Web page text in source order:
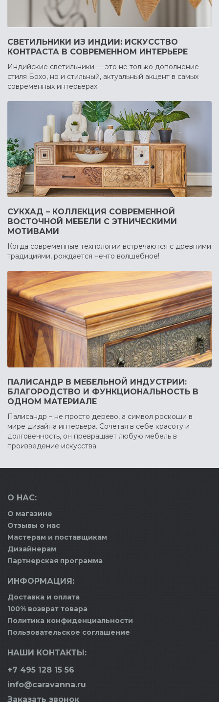
СВЕТИЛЬНИКИ ИЗ ИНДИИ: ИСКУССТВО
КОНТРАСТА В СОВРЕМЕННОМ ИНТЕРЬЕРЕ
Индийские светильники — это не только дополнение
стиля Бохо, но и стильный, актуальный акцент в самых
современных интерьерах.
СУКХАД – КОЛЛЕКЦИЯ СОВРЕМЕННОЙ
ВОСТОЧНОЙ МЕБЕЛИ С ЭТНИЧЕСКИМИ
МОТИВАМИ
Когда современные технологии встречаются с древними
традициями, рождается нечто волшебное!
ПАЛИСАНДР В МЕБЕЛЬНОЙ ИНДУСТРИИ:
БЛАГОРОДСТВО И ФУНКЦИОНАЛЬНОСТЬ В
ОДНОМ МАТЕРИАЛЕ
Палисандр – не просто дерево, а символ роскоши в
мире дизайна интерьера. Сочетая в себе красоту и
долговечность, он превращает любую мебель в
произведение искусства.
О НАС:
О магазине
Отзывы о нас
Мастерам и поставщикам
Дизайнерам
Партнерская программа
ИНФОРМАЦИЯ:
Доставка и оплата
100% возврат товара
Политика конфиденциальности
Пользовательское соглашение
НАШИ КОНТАКТЫ:
+7 495 128 15 56
info@caravanna.ru
Заказать звонок